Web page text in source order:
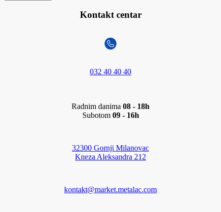
Kontakt centar
032 40 40 40
Radnim danima 08 - 18h
Subotom 09 - 16h
32300 Gornji Milanovac
Kneza Aleksandra 212
kontakt@market.metalac.com